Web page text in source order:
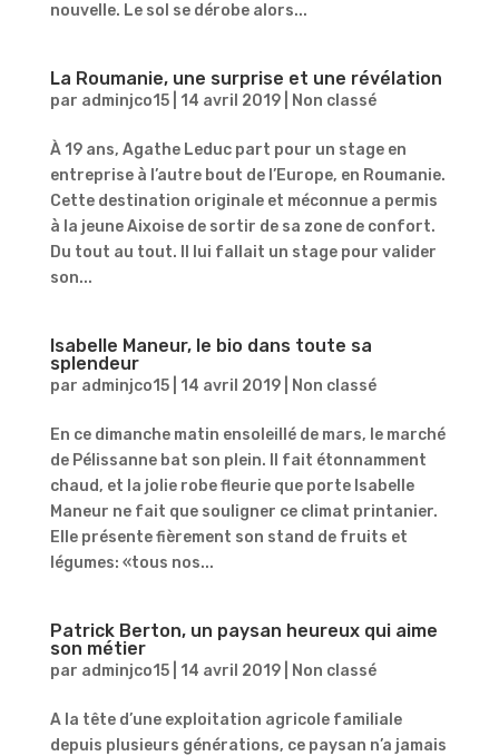
nouvelle. Le sol se dérobe alors...
La Roumanie, une surprise et une révélation
par adminjco15| 14 avril 2019| Non classé
À 19 ans, Agathe Leduc part pour un stage en
entreprise à l’autre bout de l’Europe, en Roumanie.
Cette destination originale et méconnue a permis
à la jeune Aixoise de sortir de sa zone de confort.
Du tout au tout. Il lui fallait un stage pour valider
son...
Isabelle Maneur, le bio dans toute sa
splendeur
par adminjco15| 14 avril 2019| Non classé
En ce dimanche matin ensoleillé de mars, le marché
de Pélissanne bat son plein. Il fait étonnamment
chaud, et la jolie robe fleurie que porte Isabelle
Maneur ne fait que souligner ce climat printanier.
Elle présente fièrement son stand de fruits et
légumes: «tous nos...
Patrick Berton, un paysan heureux qui aime
son métier
par adminjco15| 14 avril 2019| Non classé
A la tête d’une exploitation agricole familiale
depuis plusieurs générations, ce paysan n’a jamais